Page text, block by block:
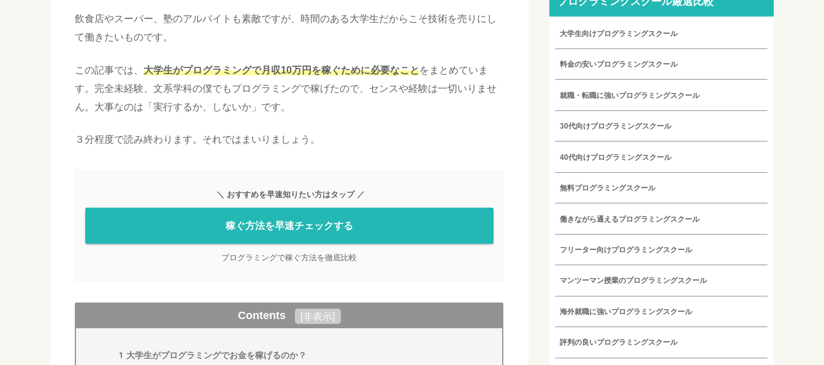
飲食店やスーパー、塾のアルバイトも素敵ですが、時間のある大学生だからこそ技術を売りにし
て働きたいものです。
この記事では、 大学生がプログラミングで月収10万円を稼ぐために必要なことをまとめていま
す。完全未経験、文系学科の僕でもプログラミングで稼げたので、センスや経験は一切いりませ
ん。大事なのは「実行するか、しないか」です。
３分程度で読み終わります。それではまいりましょう。
＼ おすすめを早速知りたい方はタップ ／
稼ぐ方法を早速チェックする
プログラミングで稼ぐ方法を徹底比較
Contents [非表示]
1 大学生がプログラミングでお金を稼げるのか？
大学生向けプログラミングスクール
料金の安いプログラミングスクール
就職・転職に強いプログラミングスクール
30代向けプログラミングスクール
40代向けプログラミングスクール
無料プログラミングスクール
働きながら通えるプログラミングスクール
フリーター向けプログラミングスクール
マンツーマン授業のプログラミングスクール
海外就職に強いプログラミングスクール
評判の良いプログラミングスクール